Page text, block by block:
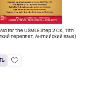
for the USMLE Step 2 CK, 11th
переплет, Английский язык)